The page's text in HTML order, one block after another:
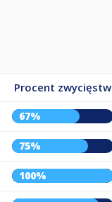
Procent zwycięstw
67%
75%
100%